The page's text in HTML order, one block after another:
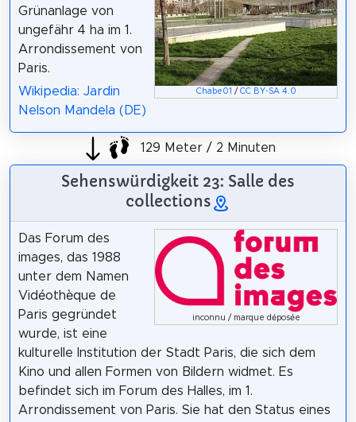
Chabe01 / CC BY-SA 4.0
Grünanlage von
ungefähr 4 ha im 1.
Arrondissement von
Paris.
Wikipedia: Jardin
Nelson Mandela (DE)
129 Meter / 2 Minuten
Sehenswürdigkeit 23: Salle des
collections
inconnu / marque déposée
Das Forum des
images, das 1988
unter dem Namen
Vidéothèque de
Paris gegründet
wurde, ist eine
kulturelle Institution der Stadt Paris, die sich dem
Kino und allen Formen von Bildern widmet. Es
befindet sich im Forum des Halles, im 1.
Arrondissement von Paris. Sie hat den Status eines